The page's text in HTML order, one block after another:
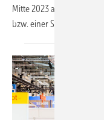
Mitte 2023 auch
bzw. einer